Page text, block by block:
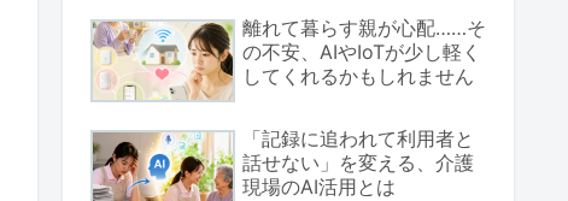
離れて暮らす親が心配……そ
の不安、AIやIoTが少し軽く
してくれるかもしれません
「記録に追われて利用者と
話せない」を変える、介護
現場のAI活用とは